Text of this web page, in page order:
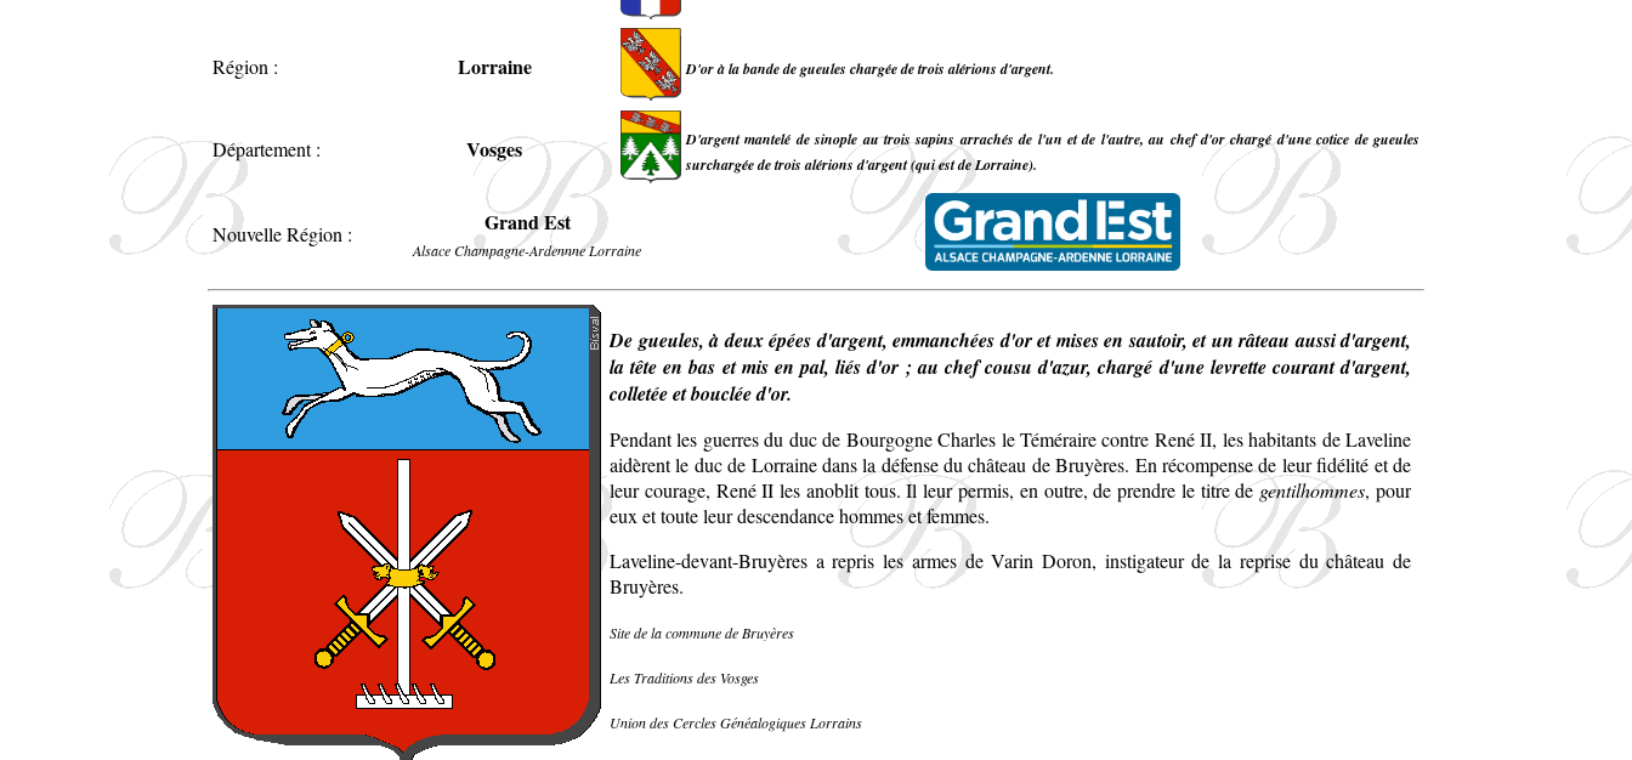
Région : Lorraine D'or à la bande de gueules chargée de trois alérions d'argent.
Département : Vosges
D'argent mantelé de sinople au trois sapins arrachés de l'un et de l'autre, au chef d'or chargé d'une cotice de gueules
surchargée de trois alérions d'argent (qui est de Lorraine).
Nouvelle Région : Grand Est
Alsace Champagne-Ardennne Lorraine
De gueules, à deux épées d'argent, emmanchées d'or et mises en sautoir, et un râteau aussi d'argent,
la tête en bas et mis en pal, liés d'or ; au chef cousu d'azur, chargé d'une levrette courant d'argent,
colletée et bouclée d'or.
Pendant les guerres du duc de Bourgogne Charles le Téméraire contre René II, les habitants de Laveline
aidèrent le duc de Lorraine dans la défense du château de Bruyères. En récompense de leur fidélité et de
leur courage, René II les anoblit tous. Il leur permis, en outre, de prendre le titre degentilhommes, pour
eux et toute leur descendance hommes et femmes.
Laveline-devant-Bruyères a repris les armes de Varin Doron, instigateur de la reprise du château de
Bruyères.
Site de la commune de Bruyères
Les Traditions des Vosges
Union des Cercles Généalogiques Lorrains